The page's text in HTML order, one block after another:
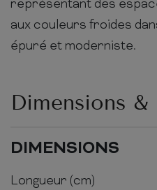
représentant des
aux couleurs froides
épuré et moderniste.
Dimensions &
DIMENSIONS
Longueur (cm)